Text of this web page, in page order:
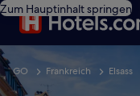
Zum Hauptinhalt springen
GO Frankreich Elsass